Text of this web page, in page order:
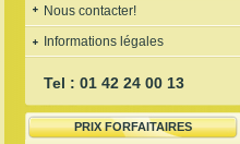
Nous contacter!
Informations légales
Tel : 01 42 24 00 13
PRIX FORFAITAIRES